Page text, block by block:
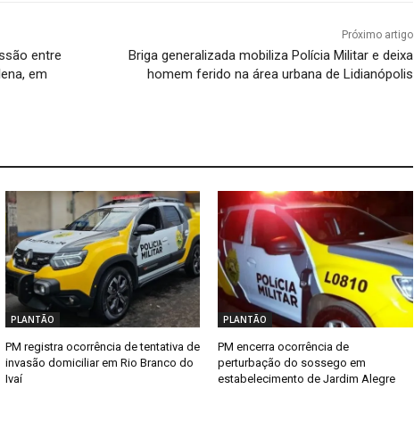
entre
em
Próximo artigo
Briga generalizada mobiliza Polícia Militar e deixa
homem ferido na área urbana de Lidianópolis
PLANTÃO
PM registra ocorrência de tentativa de
invasão domiciliar em Rio Branco do
Ivaí
PLANTÃO
PM encerra ocorrência de
perturbação do sossego em
estabelecimento de Jardim Alegre